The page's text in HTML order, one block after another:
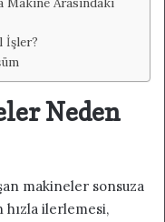
İşler?
Neden
makineler sonsuza
ilerlemesi,